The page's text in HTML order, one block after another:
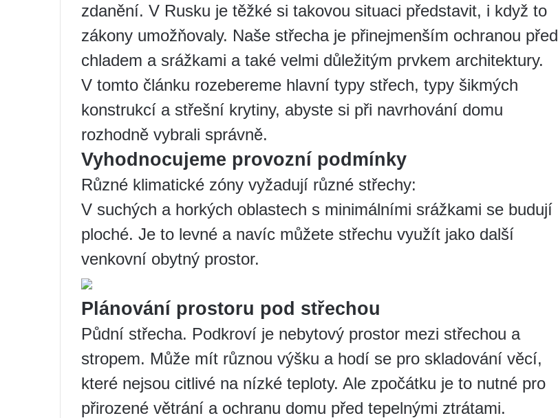
zdanění. V Rusku je těžké si takovou situaci představit, i když to
zákony umožňovaly. Naše střecha je přinejmenším ochranou před
chladem a srážkami a také velmi důležitým prvkem architektury.
V tomto článku rozebereme hlavní typy střech, typy šikmých
konstrukcí a střešní krytiny, abyste si při navrhování domu
rozhodně vybrali správně.
Vyhodnocujeme provozní podmínky
Různé klimatické zóny vyžadují různé střechy:
V suchých a horkých oblastech s minimálními srážkami se budují
ploché. Je to levné a navíc můžete střechu využít jako další
venkovní obytný prostor.
Plánování prostoru pod střechou
Půdní střecha. Podkroví je nebytový prostor mezi střechou a
stropem. Může mít různou výšku a hodí se pro skladování věcí,
které nejsou citlivé na nízké teploty. Ale zpočátku je to nutné pro
přirozené větrání a ochranu domu před tepelnými ztrátami.